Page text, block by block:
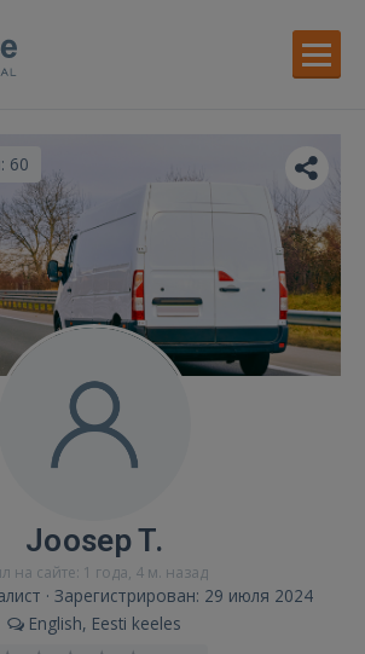
60
Joosep T.
на сайте: 1 года, 4 м. назад
· Зарегистрирован: 29 июля 2024
English, Eesti keeles